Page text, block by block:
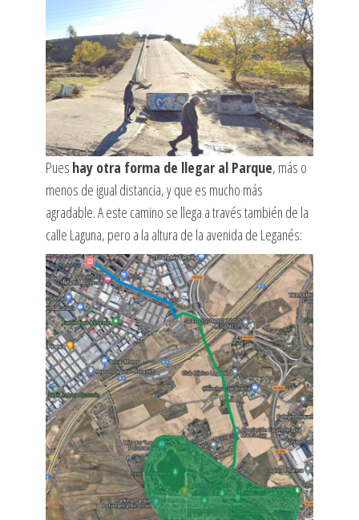
Pues hay otra forma de llegar al Parque, más o
menos de igual distancia, y que es mucho más
agradable. A este camino se llega a través también de la
calle Laguna, pero a la altura de la avenida de Leganés: